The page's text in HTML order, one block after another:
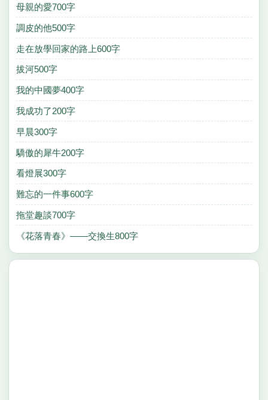
母親的愛700字
調皮的他500字
走在放學回家的路上600字
拔河500字
我的中國夢400字
我成功了200字
早晨300字
驕傲的犀牛200字
看燈展300字
難忘的一件事600字
拖堂趣談700字
《花落青春》——交換生800字